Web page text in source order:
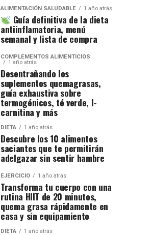
ALIMENTACIÓN SALUDABLE 1 año atrás
Guía definitiva de la dieta
antiinflamatoria, menú
semanal y lista de compra
COMPLEMENTOS ALIMENTICIOS
1 año atrás
Desentrañando los
suplementos quemagrasas,
guía exhaustiva sobre
termogénicos, té verde, l-
carnitina y más
DIETA 1 año atrás
Descubre los 10 alimentos
saciantes que te permitirán
adelgazar sin sentir hambre
EJERCICIO 1 año atrás
Transforma tu cuerpo con una
rutina HIIT de 20 minutos,
quema grasa rápidamente en
casa y sin equipamiento
DIETA 1 año atrás